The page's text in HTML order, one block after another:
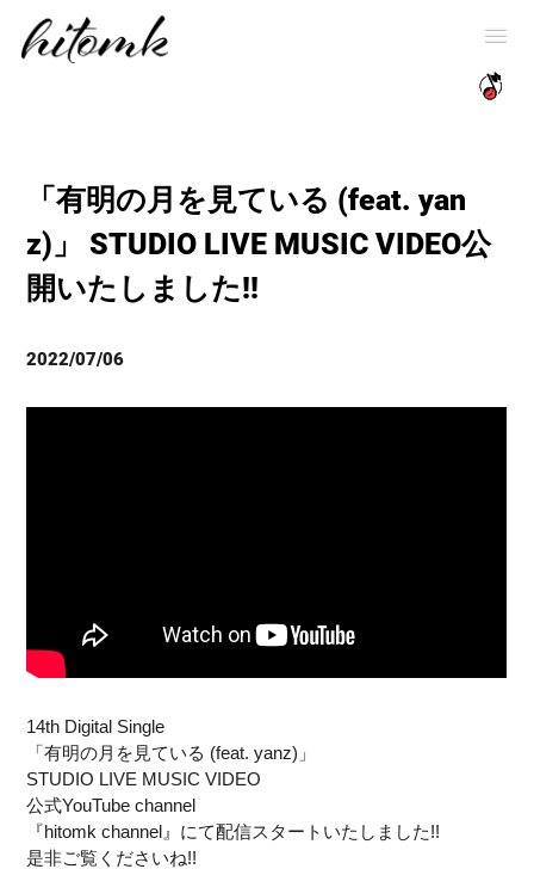
「有明の月を見ている (feat. yan
z)」 STUDIO LIVE MUSIC VIDEO公
開いたしました!!
2022/07/06
14th Digital Single
「有明の月を見ている (feat. yanz)」
STUDIO LIVE MUSIC VIDEO
公式YouTube channel
『hitomk channel』にて配信スタートいたしました!!
是非ご覧くださいね!!